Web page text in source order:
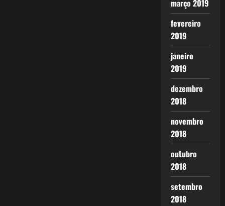
março 2019
fevereiro
2019
janeiro
2019
dezembro
2018
novembro
2018
outubro
2018
setembro
2018